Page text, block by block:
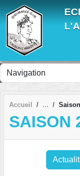
Accueil
SAISON
Panneau de gestion